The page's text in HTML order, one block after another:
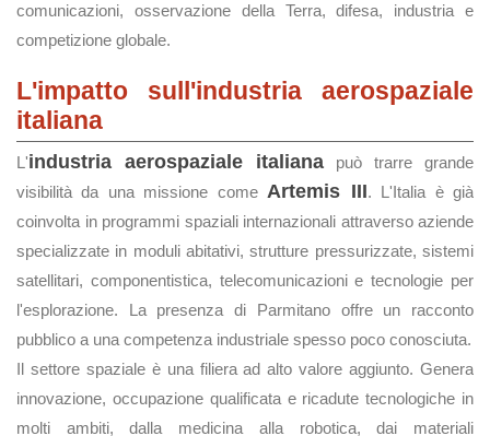
comunicazioni, osservazione della Terra, difesa, industria e
competizione globale.
L'impatto sull'industria aerospaziale
italiana
L'industria aerospaziale italiana può trarre grande
visibilità da una missione come Artemis III. L'Italia è già
coinvolta in programmi spaziali internazionali attraverso aziende
specializzate in moduli abitativi, strutture pressurizzate, sistemi
satellitari, componentistica, telecomunicazioni e tecnologie per
l'esplorazione. La presenza di Parmitano offre un racconto
pubblico a una competenza industriale spesso poco conosciuta.
Il settore spaziale è una filiera ad alto valore aggiunto. Genera
innovazione, occupazione qualificata e ricadute tecnologiche in
molti ambiti, dalla medicina alla robotica, dai materiali